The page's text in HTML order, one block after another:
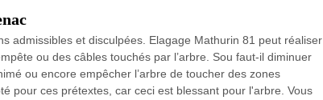
admissibles et disculpées. Elagage Mathurin 81 peut réaliser
ou des câbles touchés par l’arbre. Sou faut-il diminuer
ou encore empêcher l’arbre de toucher des zones
pour ces prétextes, car ceci est blessant pour l'arbre. Vous